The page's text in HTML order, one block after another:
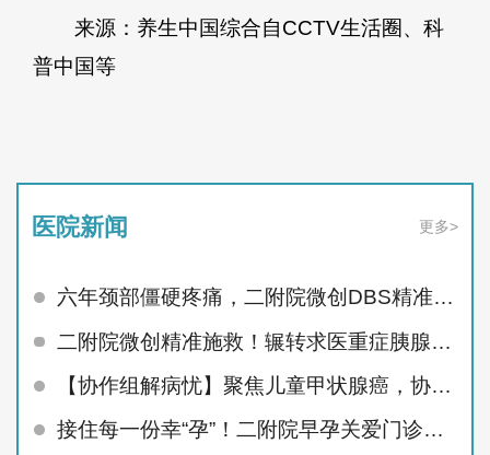
来源：养生中国综合自CCTV生活圈、科
普中国等
医院新闻 更多>
六年颈部僵硬疼痛，二附院微创DBS精准治顽疾
二附院微创精准施救！辗转求医重症胰腺炎患者顺利痊愈
【协作组解病忧】聚焦儿童甲状腺癌，协作组MDT护航未来
接住每一份幸“孕”！二附院早孕关爱门诊精准呵护孕早期